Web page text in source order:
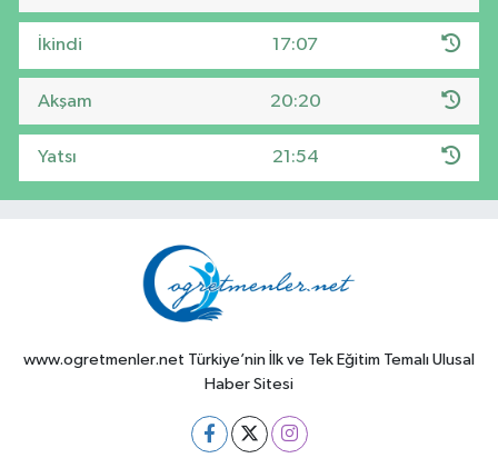
İkindi 17:07
Akşam 20:20
Yatsı 21:54
www.ogretmenler.net Türkiye’nin İlk ve Tek Eğitim Temalı Ulusal
Haber Sitesi